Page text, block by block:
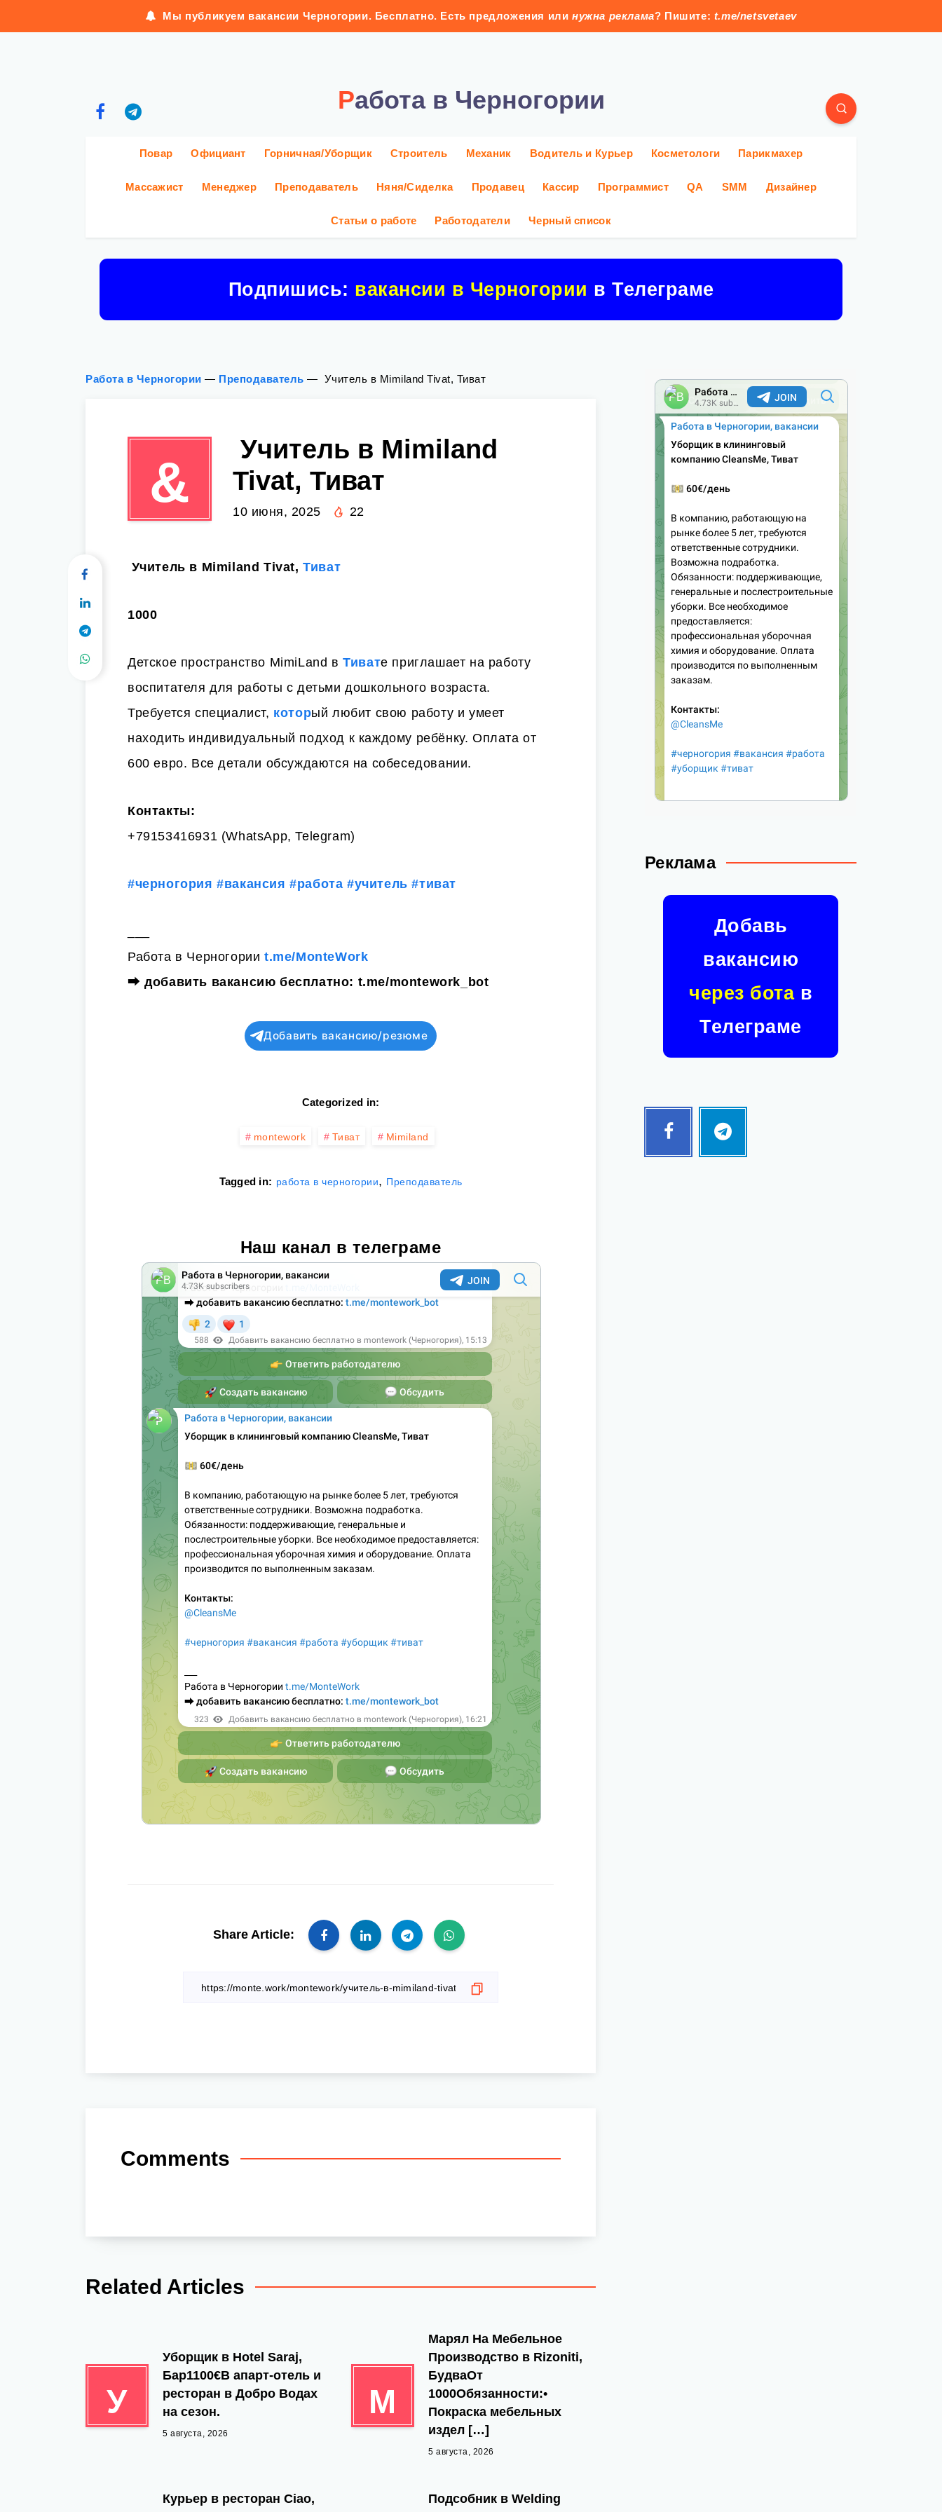
Мы публикуем вакансии Черногории. Бесплатно. Есть предложения или нужна реклама? Пишите: t.me/netsvetaev
Работа в Черногории
Повар Официант Горничная/Уборщик Строитель Механик Водитель и Курьер Косметологи Парикмахер
Массажист Менеджер Преподаватель Няня/Сиделка Продавец Кассир Программист QA SMM Дизайнер
Статьи о работе Работодатели Черный список
Подпишись: вакансии в Черногории в Телеграме
Работа в Черногории — Преподаватель — ‍ Учитель в Mimiland Tivat, Тиват
&
‍ Учитель в Mimiland
Tivat, Тиват
10 июня, 2025 22
‍ Учитель в Mimiland Tivat,Тиват
1000
Детское пространство MimiLand вТивате приглашает на работу
воспитателя для работы с детьми дошкольного возраста.
Требуется специалист, который любит свою работу и умеет
находить индивидуальный подход к каждому ребёнку. Оплата от
600 евро. Все детали обсуждаются на собеседовании.
Контакты:
+79153416931 (WhatsApp, Telegram)
#черногория #вакансия #работа #учитель #тиват
Работа в Черногории t.me/MonteWork
⮕добавить вакансию бесплатно: t.me/montework_bot
Добавить вакансию/резюме
Categorized in:
montework Тиват Mimiland
Tagged in: работа в черногории, Преподаватель
Наш канал в телеграме
Share Article:
Comments
Related Articles
У
Уборщик в Hotel Saraj,
Бар1100€В апарт-отель и
ресторан в Добро Водах
на сезон.
5 августа, 2026
М
Марял На Мебельное
Производство в Rizoniti,
БудваОт
1000Обязанности:•
Покраска мебельных
издел […]
5 августа, 2026
Курьер в ресторан Ciao,
Подсобник в Welding
Реклама
Добавь
вакансию
через ботав
Телеграме
Facebook
Follow
Telegram
Follow